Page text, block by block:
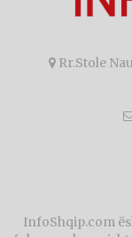
Rr.Stole
InfoShqip.com